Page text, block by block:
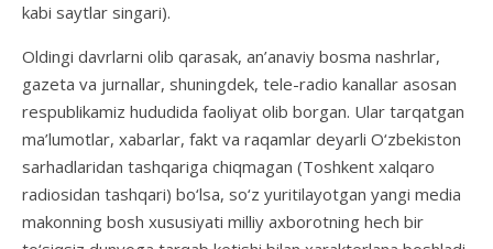
kabi saytlar singari).
Oldingi davrlarni olib qarasak, an’anaviy bosma nashrlar,
gazeta va jurnallar, shuningdek, tele-radio kanallar asosan
respublikamiz hududida faoliyat olib borgan. Ular tarqatgan
ma’lumotlar, xabarlar, fakt va raqamlar deyarli O‘zbekiston
sarhadlaridan tashqariga chiqmagan (Toshkent xalqaro
radiosidan tashqari) bo‘lsa, so‘z yuritilayotgan yangi media
makonning bosh xususiyati milliy axborotning hech bir